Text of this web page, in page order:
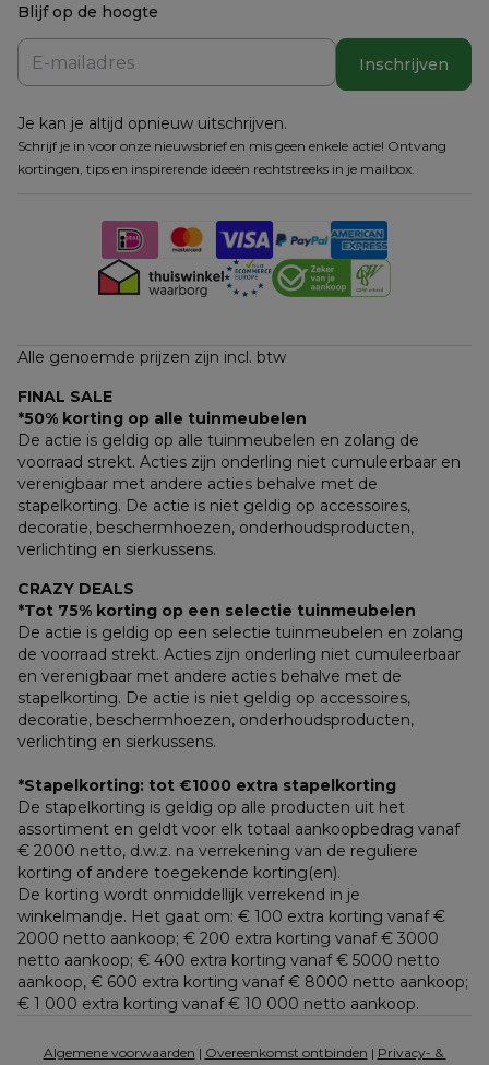
Blijf op de hoogte
Inschrijven
Je kan je altijd opnieuw uitschrijven.
Schrijf je in voor onze nieuwsbrief en mis geen enkele actie! Ontvang
kortingen, tips en inspirerende ideeën rechtstreeks in je mailbox.
Alle genoemde prijzen zijn incl. btw
FINAL SALE
*50% korting op alle tuinmeubelen
De actie is geldig op alle tuinmeubelen en zolang de
voorraad strekt. Acties zijn onderling niet cumuleerbaar en
verenigbaar met andere acties behalve met de
stapelkorting. De actie is niet geldig op accessoires,
decoratie, beschermhoezen, onderhoudsproducten,
verlichting en sierkussens.
CRAZY DEALS
*Tot 75% korting op een selectie tuinmeubelen
De actie is geldig op een selectie tuinmeubelen en zolang
de voorraad strekt. Acties zijn onderling niet cumuleerbaar
en verenigbaar met andere acties behalve met de
stapelkorting. De actie is niet geldig op accessoires,
decoratie, beschermhoezen, onderhoudsproducten,
verlichting en sierkussens.
*Stapelkorting: tot €1000 extra stapelkorting
De stapelkorting is geldig op alle producten uit het
assortiment en geldt voor elk totaal aankoopbedrag vanaf
€ 2000 netto, d.w.z. na verrekening van de reguliere
korting of andere toegekende korting(en).
De korting wordt onmiddellijk verrekend in je
winkelmandje. Het gaat om: € 100 extra korting vanaf €
2000 netto aankoop; € 200 extra korting vanaf € 3000
netto aankoop; € 400 extra korting vanaf € 5000 netto
€ 1 000 extra korting vanaf € 10 000 netto aankoop.
Algemene voorwaarden | Overeenkomst ontbinden | Privacy- &